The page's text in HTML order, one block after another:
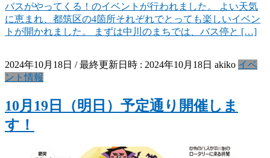
バスがやってくる！のイベントが行われました。 よい天気
に恵まれ、都筑区の4箇所それぞれでとっても楽しいイベン
トが開かれました。 まずは中川のまちでは、バス停と […]
2024年10月18日 / 最終更新日時 : 2024年10月18日 akiko イベ
ント情報
10月19日（明日）予定通り開催しま
す！